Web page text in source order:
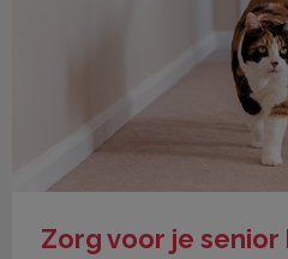
Zorg voor je